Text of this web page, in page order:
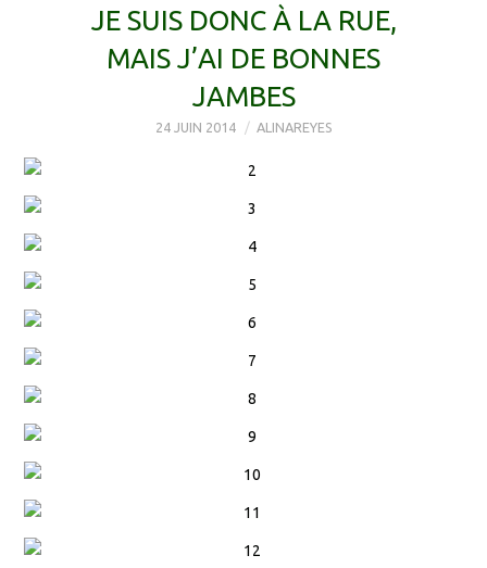
JE SUIS DONC À LA RUE,
MAIS J’AI DE BONNES
JAMBES
24 JUIN 2014 ALINAREYES